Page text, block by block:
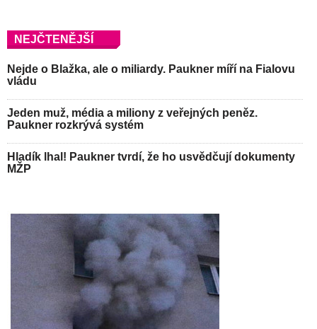
NEJČTENĚJŠÍ
Nejde o Blažka, ale o miliardy. Paukner míří na Fialovu
vládu
Jeden muž, média a miliony z veřejných peněz.
Paukner rozkrývá systém
Hladík lhal! Paukner tvrdí, že ho usvědčují dokumenty
MŽP